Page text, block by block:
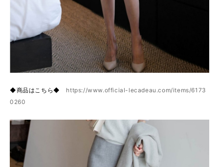
◆商品はこちら◆ https://www.official-lecadeau.com/items/6173
0260